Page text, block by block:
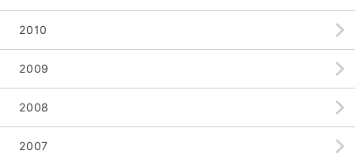
2010
2009
2008
2007